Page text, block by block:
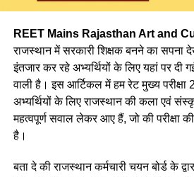
Q. निम्न में से किस सोपान के द्वारा बालक में
(a) जिज्ञासा
(b) अभ्यास
(c) अनुकरण
(d) उपर्युक्त सभी
Ans :- (a)
REET Mains Rajasthan Art and
राजस्थान में सरकारी शिक्षक बनने का सपना
इंतजार कर रहे अभ्यर्थियों के लिए यहां पर दी
वाली है। इस आर्टिकल में हम रेट मुख्य परीक्षा
अभ्यर्थियों के लिए राजस्थान की कला एवं
महत्वपूर्ण सवाल लेकर आए हैं, जो की परीक्षा
है।
बता दे की राजस्थान कर्मचारी चयन बोर्ड के